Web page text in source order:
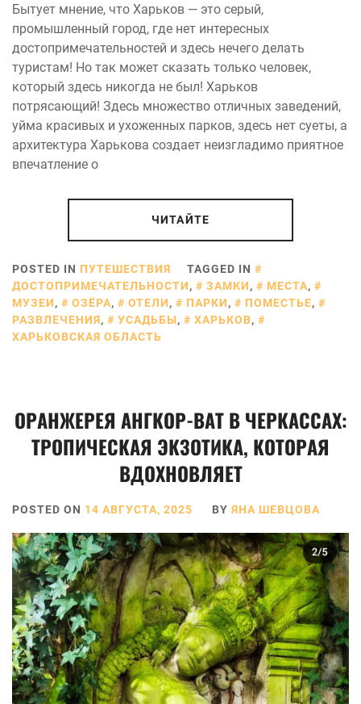
Бытует мнение, что Харьков — это серый,
промышленный город, где нет интересных
достопримечательностей и здесь нечего делать
туристам! Но так может сказать только человек,
который здесь никогда не был! Харьков
потрясающий! Здесь множество отличных заведений,
уйма красивых и ухоженных парков, здесь нет суеты, а
архитектура Харькова создает неизгладимо приятное
впечатление о
ЧИТАЙТЕ
POSTED IN ПУТЕШЕСТВИЯ
TAGGED IN
ДОСТОПРИМЕЧАТЕЛЬНОСТИ, ЗАМКИ, МЕСТА,
МУЗЕИ, ОЗЁРА, ОТЕЛИ, ПАРКИ, ПОМЕСТЬЕ,
РАЗВЛЕЧЕНИЯ, УСАДЬБЫ, ХАРЬКОВ,
ХАРЬКОВСКАЯ ОБЛАСТЬ
ОРАНЖЕРЕЯ АНГКОР-ВАТ В ЧЕРКАССАХ:
ТРОПИЧЕСКАЯ ЭКЗОТИКА, КОТОРАЯ
ВДОХНОВЛЯЕТ
POSTED ON 14 АВГУСТА, 2025 BY ЯНА ШЕВЦОВА